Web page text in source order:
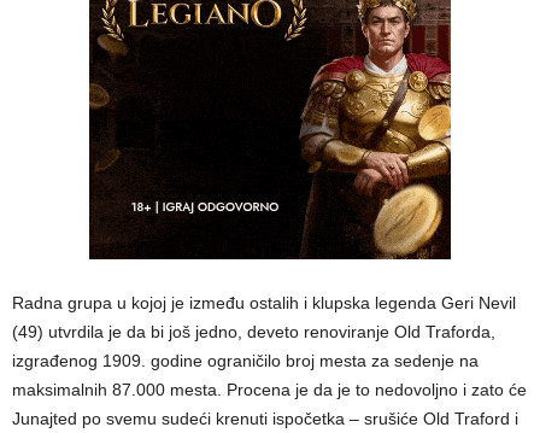
Radna grupa u kojoj je između ostalih i klupska legenda Geri Nevil
(49) utvrdila je da bi još jedno, deveto renoviranje Old Traforda,
izgrađenog 1909. godine ograničilo broj mesta za sedenje na
maksimalnih 87.000 mesta. Procena je da je to nedovoljno i zato će
Junajted po svemu sudeći krenuti ispočetka – srušiće Old Traford i